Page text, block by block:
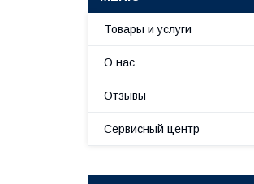
Товары и услуги
О нас
Отзывы
Сервисный центр